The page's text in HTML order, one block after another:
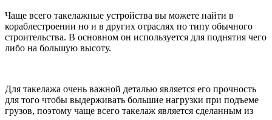
Чаще всего такелажные устройства вы можете найти в
кораблестроении но и в других отраслях по типу обычного
строительства. В основном он используется для поднятия чего
либо на большую высоту.
Для такелажа очень важной деталью является его прочность
для того чтобы выдерживать большие нагрузки при подъеме
грузов, поэтому чаще всего такелаж является сделанным из